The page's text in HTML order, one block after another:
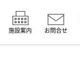
施設案内 お問合せ